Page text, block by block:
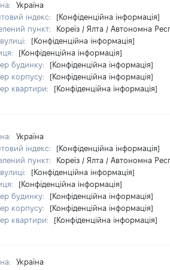
Україна
індекс:
[Конфіденційна інформація]
пункт:
Кореїз / Ялта / Автономна
[Конфіденційна інформація]
[Конфіденційна інформація]
будинку:
[Конфіденційна інформація]
корпусу:
[Конфіденційна інформація]
квартири:
[Конфіденційна інформація]
Україна
індекс:
[Конфіденційна інформація]
пункт:
Кореїз / Ялта / Автономна
[Конфіденційна інформація]
[Конфіденційна інформація]
будинку:
[Конфіденційна інформація]
корпусу:
[Конфіденційна інформація]
квартири:
[Конфіденційна інформація]
Україна